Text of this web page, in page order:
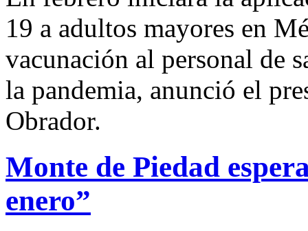
19 a adultos mayores en
vacunación al personal de
la pandemia, anunció el
Obrador.
Monte de Piedad
enero”